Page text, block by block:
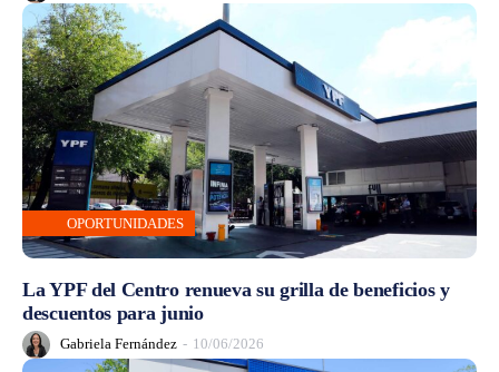
OPORTUNIDADES
La YPF del Centro renueva su grilla de beneficios y
descuentos para junio
Gabriela Fernández - 10/06/2026